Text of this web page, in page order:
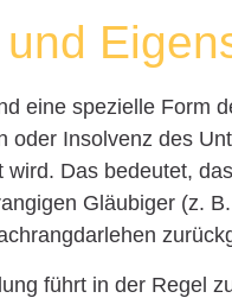
eine spezielle Form
oder Insolvenz des
wird. Das bedeutet,
Gläubiger (z.
führt in der Regel